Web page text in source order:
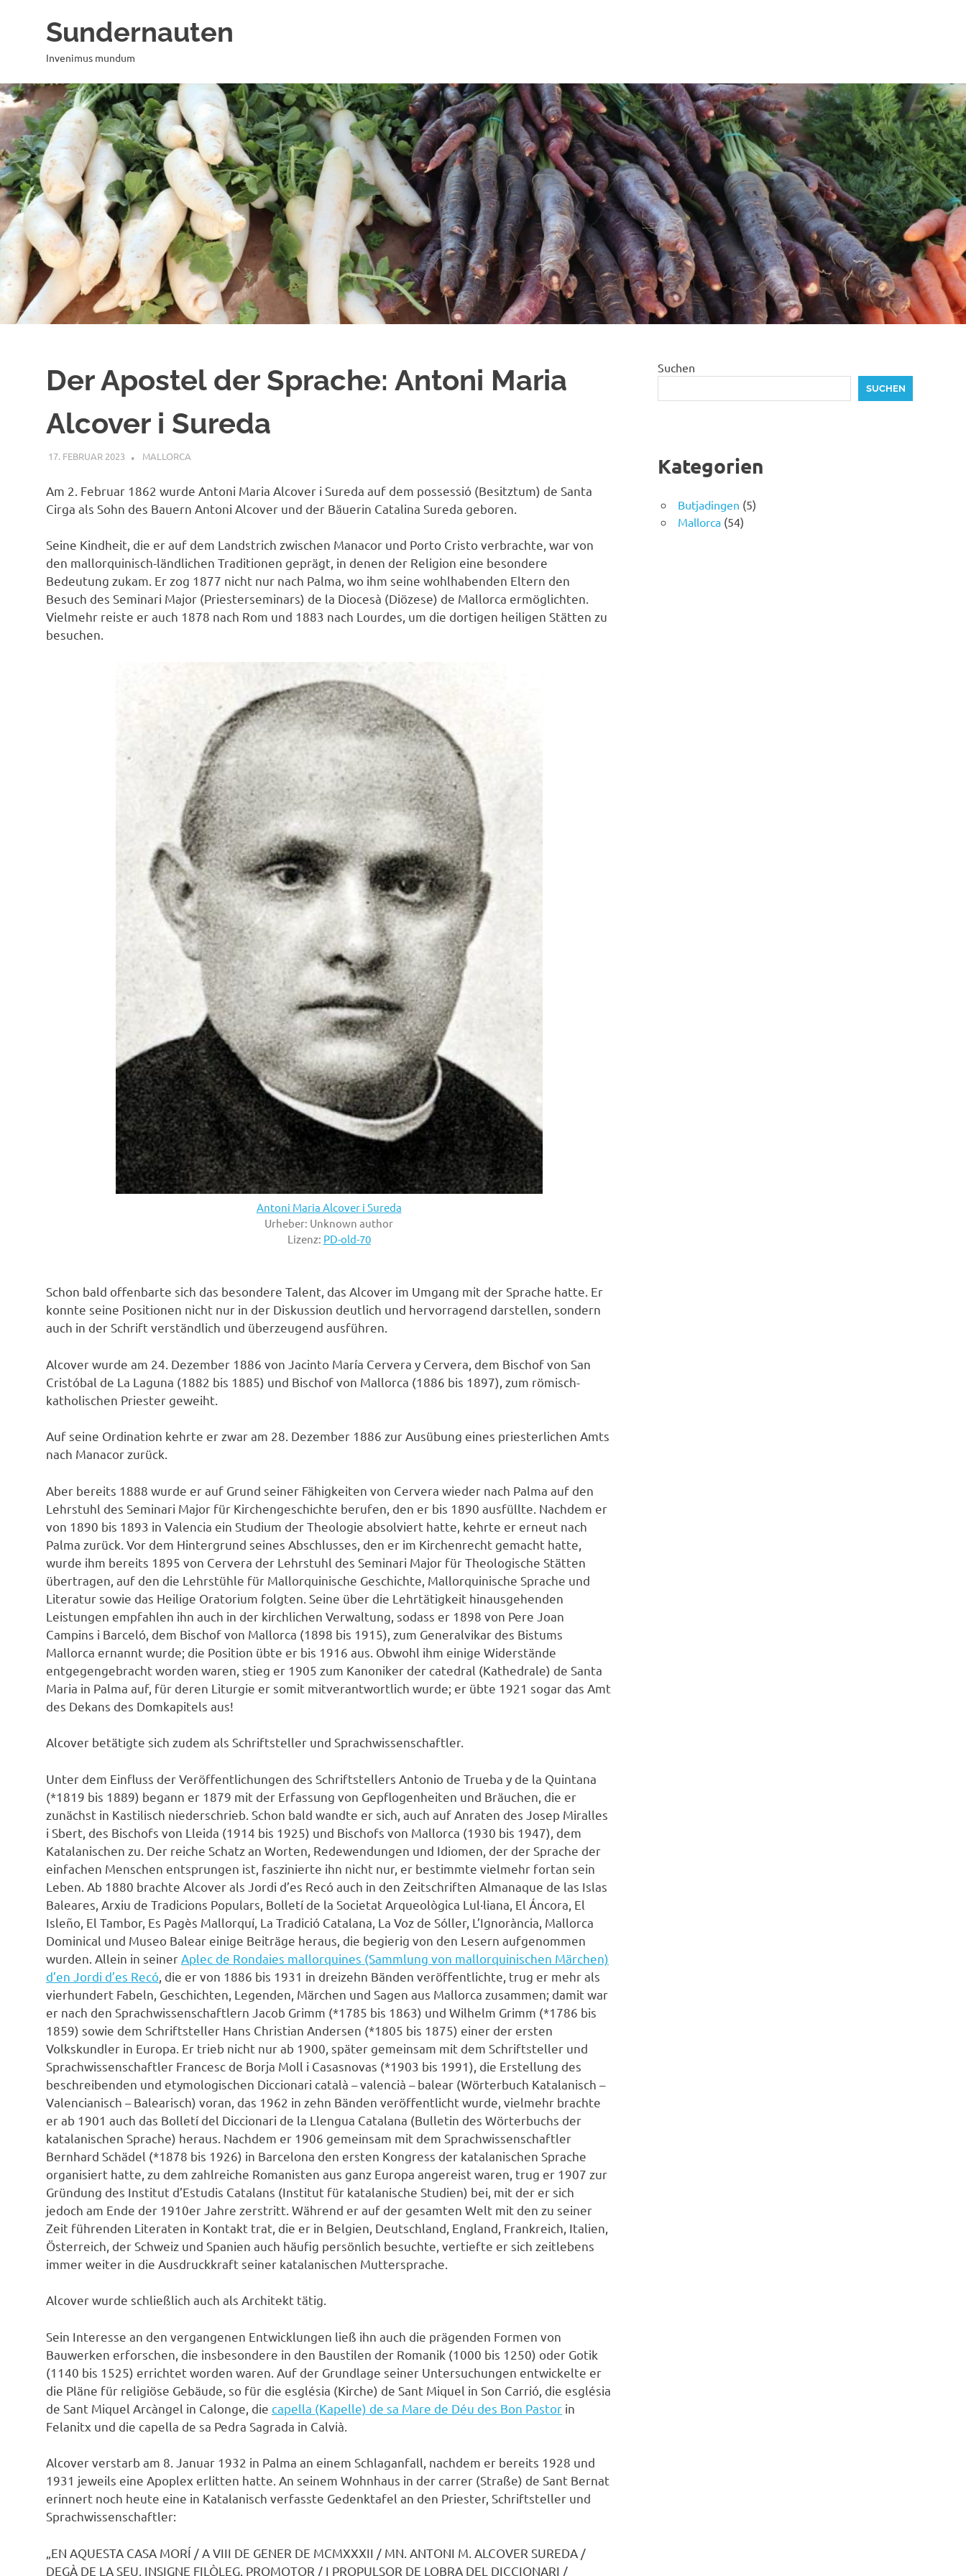
Sundernauten
Invenimus mundum
Der Apostel der Sprache: Antoni Maria
Alcover i Sureda
17. FEBRUAR 2023 MAILBOX59846
MALLORCA
Am 2. Februar 1862 wurde Antoni Maria Alcover i Sureda auf dem possessió (Besitztum) de Santa
Cirga als Sohn des Bauern Antoni Alcover und der Bäuerin Catalina Sureda geboren.
Seine Kindheit, die er auf dem Landstrich zwischen Manacor und Porto Cristo verbrachte, war von
den mallorquinisch-ländlichen Traditionen geprägt, in denen der Religion eine besondere
Bedeutung zukam. Er zog 1877 nicht nur nach Palma, wo ihm seine wohlhabenden Eltern den
Besuch des Seminari Major (Priesterseminars) de la Diocesà (Diözese) de Mallorca ermöglichten.
Vielmehr reiste er auch 1878 nach Rom und 1883 nach Lourdes, um die dortigen heiligen Stätten zu
besuchen.
Antoni Maria Alcover i Sureda
Urheber: Unknown author
Lizenz: PD-old-70
Schon bald offenbarte sich das besondere Talent, das Alcover im Umgang mit der Sprache hatte. Er
konnte seine Positionen nicht nur in der Diskussion deutlich und hervorragend darstellen, sondern
auch in der Schrift verständlich und überzeugend ausführen.
Alcover wurde am 24. Dezember 1886 von Jacinto María Cervera y Cervera, dem Bischof von San
Cristóbal de La Laguna (1882 bis 1885) und Bischof von Mallorca (1886 bis 1897), zum römisch-
katholischen Priester geweiht.
Auf seine Ordination kehrte er zwar am 28. Dezember 1886 zur Ausübung eines priesterlichen Amts
nach Manacor zurück.
Aber bereits 1888 wurde er auf Grund seiner Fähigkeiten von Cervera wieder nach Palma auf den
Lehrstuhl des Seminari Major für Kirchengeschichte berufen, den er bis 1890 ausfüllte. Nachdem er
von 1890 bis 1893 in Valencia ein Studium der Theologie absolviert hatte, kehrte er erneut nach
Palma zurück. Vor dem Hintergrund seines Abschlusses, den er im Kirchenrecht gemacht hatte,
wurde ihm bereits 1895 von Cervera der Lehrstuhl des Seminari Major für Theologische Stätten
übertragen, auf den die Lehrstühle für Mallorquinische Geschichte, Mallorquinische Sprache und
Literatur sowie das Heilige Oratorium folgten. Seine über die Lehrtätigkeit hinausgehenden
Leistungen empfahlen ihn auch in der kirchlichen Verwaltung, sodass er 1898 von Pere Joan
Campins i Barceló, dem Bischof von Mallorca (1898 bis 1915), zum Generalvikar des Bistums
Mallorca ernannt wurde; die Position übte er bis 1916 aus. Obwohl ihm einige Widerstände
entgegengebracht worden waren, stieg er 1905 zum Kanoniker der catedral (Kathedrale) de Santa
Maria in Palma auf, für deren Liturgie er somit mitverantwortlich wurde; er übte 1921 sogar das Amt
des Dekans des Domkapitels aus!
Alcover betätigte sich zudem als Schriftsteller und Sprachwissenschaftler.
Unter dem Einfluss der Veröffentlichungen des Schriftstellers Antonio de Trueba y de la Quintana
(*1819 bis 1889) begann er 1879 mit der Erfassung von Gepflogenheiten und Bräuchen, die er
zunächst in Kastilisch niederschrieb. Schon bald wandte er sich, auch auf Anraten des Josep Miralles
i Sbert, des Bischofs von Lleida (1914 bis 1925) und Bischofs von Mallorca (1930 bis 1947), dem
Katalanischen zu. Der reiche Schatz an Worten, Redewendungen und Idiomen, der der Sprache der
einfachen Menschen entsprungen ist, faszinierte ihn nicht nur, er bestimmte vielmehr fortan sein
Leben. Ab 1880 brachte Alcover als Jordi d’es Recó auch in den Zeitschriften Almanaque de las Islas
Baleares, Arxiu de Tradicions Populars, Bolletí de la Societat Arqueològica Lul·liana, El Áncora, El
Isleño, El Tambor, Es Pagès Mallorquí, La Tradició Catalana, La Voz de Sóller, L’Ignorància, Mallorca
Dominical und Museo Balear einige Beiträge heraus, die begierig von den Lesern aufgenommen
wurden. Allein in seiner Aplec de Rondaies mallorquines (Sammlung von mallorquinischen Märchen)
d’en Jordi d’es Recó , die er von 1886 bis 1931 in dreizehn Bänden veröffentlichte, trug er mehr als
vierhundert Fabeln, Geschichten, Legenden, Märchen und Sagen aus Mallorca zusammen; damit war
er nach den Sprachwissenschaftlern Jacob Grimm (*1785 bis 1863) und Wilhelm Grimm (*1786 bis
1859) sowie dem Schriftsteller Hans Christian Andersen (*1805 bis 1875) einer der ersten
Volkskundler in Europa. Er trieb nicht nur ab 1900, später gemeinsam mit dem Schriftsteller und
Sprachwissenschaftler Francesc de Borja Moll i Casasnovas (*1903 bis 1991), die Erstellung des
beschreibenden und etymologischen Diccionari català – valencià – balear (Wörterbuch Katalanisch –
Valencianisch – Balearisch) voran, das 1962 in zehn Bänden veröffentlicht wurde, vielmehr brachte
er ab 1901 auch das Bolletí del Diccionari de la Llengua Catalana (Bulletin des Wörterbuchs der
katalanischen Sprache) heraus. Nachdem er 1906 gemeinsam mit dem Sprachwissenschaftler
Bernhard Schädel (*1878 bis 1926) in Barcelona den ersten Kongress der katalanischen Sprache
organisiert hatte, zu dem zahlreiche Romanisten aus ganz Europa angereist waren, trug er 1907 zur
Gründung des Institut d’Estudis Catalans (Institut für katalanische Studien) bei, mit der er sich
jedoch am Ende der 1910er Jahre zerstritt. Während er auf der gesamten Welt mit den zu seiner
Zeit führenden Literaten in Kontakt trat, die er in Belgien, Deutschland, England, Frankreich, Italien,
Österreich, der Schweiz und Spanien auch häufig persönlich besuchte, vertiefte er sich zeitlebens
immer weiter in die Ausdruckkraft seiner katalanischen Muttersprache.
Alcover wurde schließlich auch als Architekt tätig.
Sein Interesse an den vergangenen Entwicklungen ließ ihn auch die prägenden Formen von
Bauwerken erforschen, die insbesondere in den Baustilen der Romanik (1000 bis 1250) oder Gotik
(1140 bis 1525) errichtet worden waren. Auf der Grundlage seiner Untersuchungen entwickelte er
die Pläne für religiöse Gebäude, so für die església (Kirche) de Sant Miquel in Son Carrió, die església
de Sant Miquel Arcàngel in Calonge, die capella (Kapelle) de sa Mare de Déu des Bon Pastor in
Felanitx und die capella de sa Pedra Sagrada in Calvià.
Alcover verstarb am 8. Januar 1932 in Palma an einem Schlaganfall, nachdem er bereits 1928 und
1931 jeweils eine Apoplex erlitten hatte. An seinem Wohnhaus in der carrer (Straße) de Sant Bernat
erinnert noch heute eine in Katalanisch verfasste Gedenktafel an den Priester, Schriftsteller und
Sprachwissenschaftler:
„EN AQUESTA CASA MORÍ / A VIII DE GENER DE MCMXXXII / MN. ANTONI M. ALCOVER SUREDA /
DEGÀ DE LA SEU, INSIGNE FILÒLEG, PROMOTOR / I PROPULSOR DE LOBRA DEL DICCIONARI /
Suchen
SUCHEN
Kategorien
Butjadingen (5)
Mallorca (54)